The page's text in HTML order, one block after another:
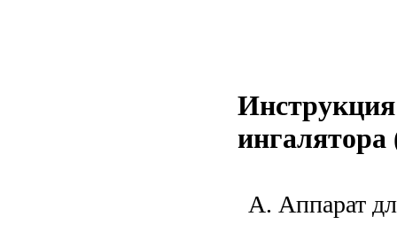
Инструкция
A. Аппарат